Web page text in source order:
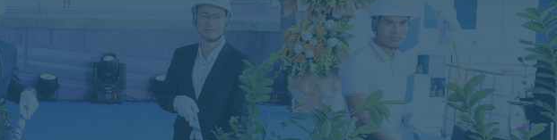
AGROALIMENTAIRE
HAUTES TECHNOLOGIES